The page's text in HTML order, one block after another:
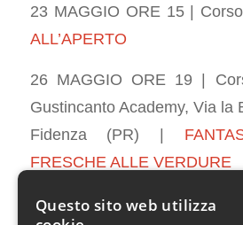
23 MAGGIO ORE 15 |
ALL’APERTO
26 MAGGIO ORE 19 |
Gustincanto Academy, Via la
Fidenza (PR) |
FRESCHE ALLE VERDURE
Questo sito web utilizza